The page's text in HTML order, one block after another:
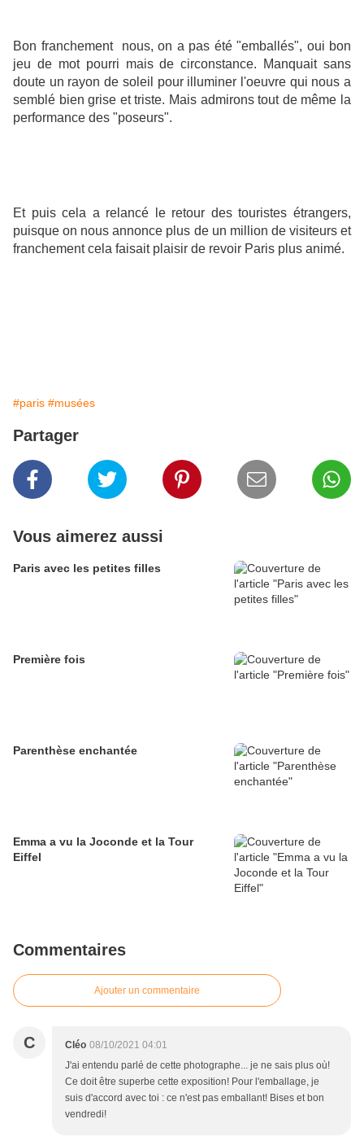
Bon franchement nous, on a pas été "emballés", oui bon
jeu de mot pourri mais de circonstance. Manquait sans
doute un rayon de soleil pour illuminer l'oeuvre qui nous a
semblé bien grise et triste. Mais admirons tout de même la
performance des "poseurs".
Et puis cela a relancé le retour des touristes étrangers,
puisque on nous annonce plus de un million de visiteurs et
franchement cela faisait plaisir de revoir Paris plus animé.
#paris #musées
Partager
Vous aimerez aussi
Paris avec les petites filles
Première fois
Parenthèse enchantée
Emma a vu la Joconde et la Tour
Eiffel
Commentaires
Ajouter un commentaire
C Cléo 08/10/2021 04:01
J'ai entendu parlé de cette photographe... je ne sais plus où!
Ce doit être superbe cette exposition! Pour l'emballage, je
suis d'accord avec toi : ce n'est pas emballant! Bises et bon
vendredi!